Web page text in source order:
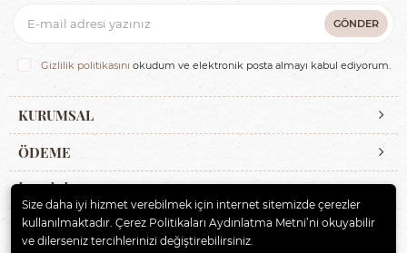
KURUMSAL
ÖDEME
İLETİŞİM
GÖNDER
Gizlilik politikasını okudum ve elektronik posta almayı kabul ediyorum.
© 2020ERBAYBEBE BİSİKLET VE ÇOCUK GEREÇLERİ
Size daha iyi hizmet verebilmek için internet sitemizde çerezler
kullanılmaktadır. Çerez Politikaları Aydınlatma Metni’ni okuyabilir
ve dilerseniz tercihlerinizi değiştirebilirsiniz.